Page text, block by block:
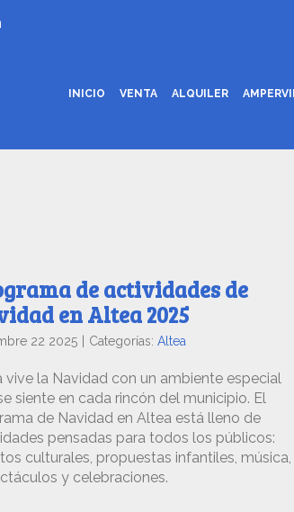
INICIO VENTA ALQUILER
de actividades de
en Altea 2025
22 2025 Categorías: Altea
vive la Navidad con un ambiente especial
siente en cada rincón del municipio. El
de Navidad en Altea está lleno de
pensadas para todos los públicos:
culturales, propuestas infantiles, música,
y celebraciones.